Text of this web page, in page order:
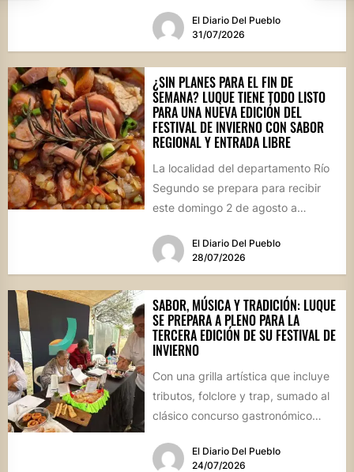
patrimonial....El Diario Del Pueblo
31/07/2026
¿SIN PLANES PARA EL FIN DE
SEMANA? LUQUE TIENE TODO LISTO
PARA UNA NUEVA EDICIÓN DEL
FESTIVAL DE INVIERNO CON SABOR
REGIONAL Y ENTRADA LIBRE
La localidad del departamento Río
Segundo se prepara para recibir
este domingo 2 de agosto a
El Diario Del Pueblo
28/07/2026
SABOR, MÚSICA Y TRADICIÓN: LUQUE
SE PREPARA A PLENO PARA LA
TERCERA EDICIÓN DE SU FESTIVAL DE
INVIERNO
Con una grilla artística que incluye
tributos, folclore y trap, sumado al
clásico concurso gastronómico
celebrará...El Diario Del Pueblo
24/07/2026